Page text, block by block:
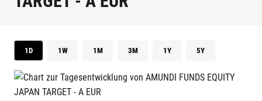
1D 1W 1M 3M 1Y 5Y